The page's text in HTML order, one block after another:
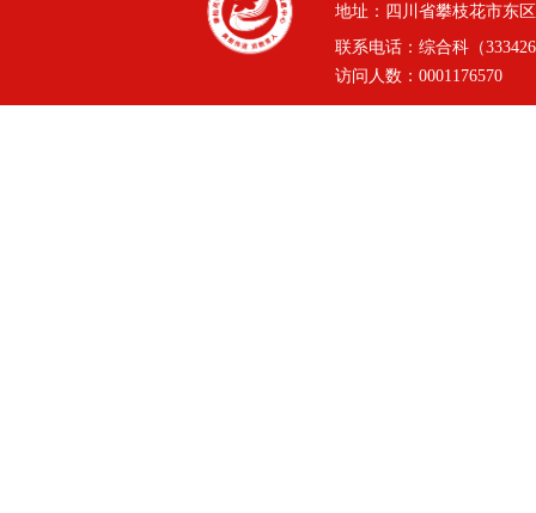
地址：四川省攀枝花市东
联系电话：综合科（
访问人数： 0001176570